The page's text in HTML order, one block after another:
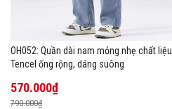
OH052: Quần dài nam mỏng nhẹ chất liệu
Tencel ống rộng, dáng suông
570.000₫
790.000₫